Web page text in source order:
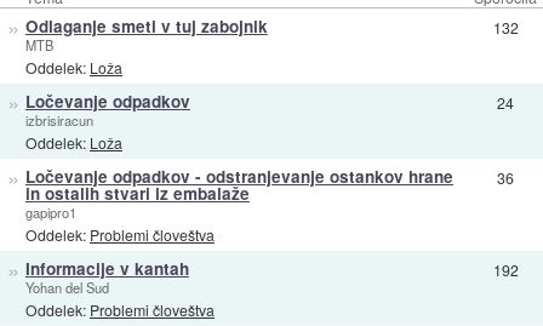
» Odlaganje smeti v tuj zabojnik
MTB
Oddelek: Loža
132
» Ločevanje odpadkov
izbrisiracun
Oddelek: Loža
24
» Ločevanje odpadkov - odstranjevanje ostankov hrane
in ostalih stvari iz embalaže
gapipro1
Oddelek: Problemi človeštva
36
» Informacije v kantah
Yohan del Sud
Oddelek: Problemi človeštva
192